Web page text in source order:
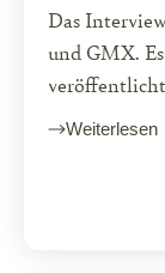
Das
und GMX.
Weiterlesen